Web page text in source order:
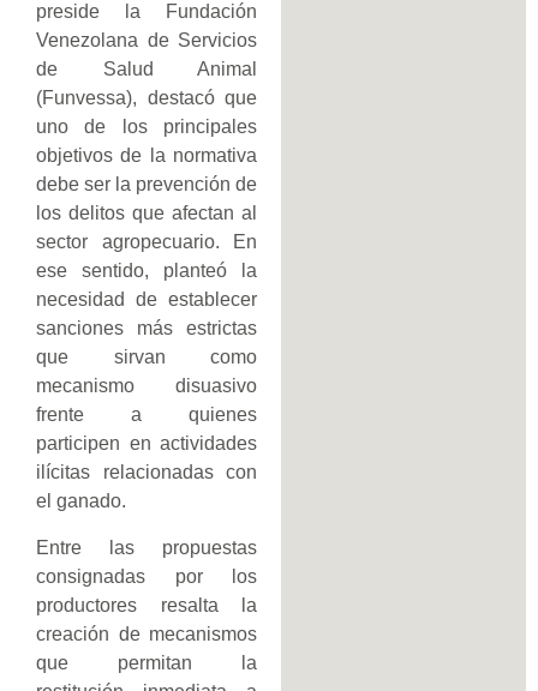
preside la Fundación
Venezolana de Servicios
de Salud Animal
(Funvessa), destacó que
uno de los principales
objetivos de la normativa
debe ser la prevención de
los delitos que afectan al
sector agropecuario. En
ese sentido, planteó la
necesidad de establecer
sanciones más estrictas
que sirvan como
mecanismo disuasivo
frente a quienes
participen en actividades
ilícitas relacionadas con
el ganado.
Entre las propuestas
consignadas por los
productores resalta la
creación de mecanismos
que permitan la